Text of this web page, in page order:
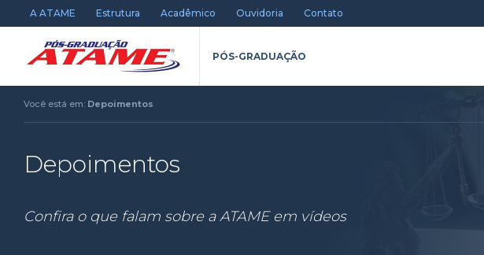
A ATAME Estrutura Acadêmico Ouvidoria Contato
PÓS-GRADUAÇÃO
Você está em: Depoimentos
Depoimentos
Confira o que falam sobre a ATAME em vídeos